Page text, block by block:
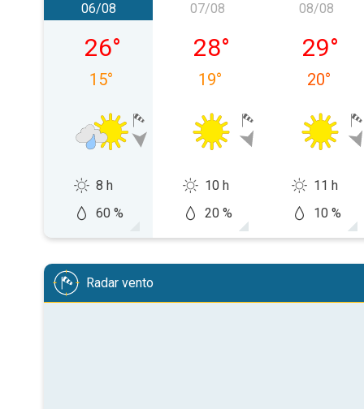
giovedì 06/08
06/08
26°
15°
8 h
60 %
venerdì 07/08
07/08
28°
19°
10 h
20 %
sabato
08/08
29°
20°
11 h
10 %
Radar vento